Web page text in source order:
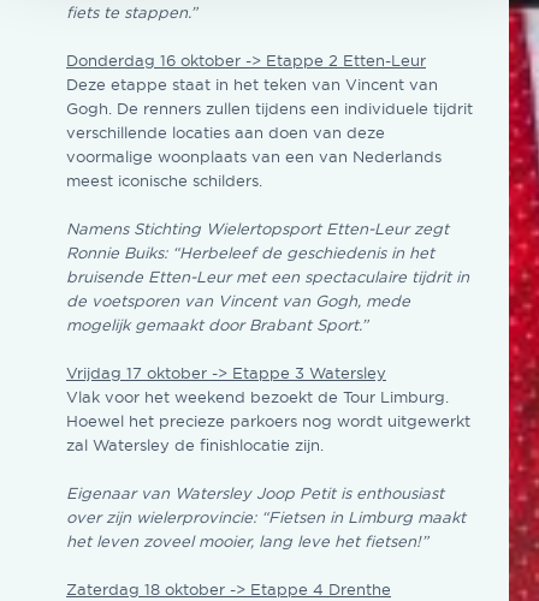
fiets te stappen.”
Donderdag 16 oktober -> Etappe 2 Etten-Leur
Deze etappe staat in het teken van Vincent van
Gogh. De renners zullen tijdens een individuele tijdrit
verschillende locaties aan doen van deze
voormalige woonplaats van een van Nederlands
meest iconische schilders.
Namens Stichting Wielertopsport Etten-Leur zegt
Ronnie Buiks: “Herbeleef de geschiedenis in het
bruisende Etten-Leur met een spectaculaire tijdrit in
de voetsporen van Vincent van Gogh, mede
mogelijk gemaakt door Brabant Sport.”
Vrijdag 17 oktober -> Etappe 3 Watersley
Vlak voor het weekend bezoekt de Tour Limburg.
Hoewel het precieze parkoers nog wordt uitgewerkt
zal Watersley de finishlocatie zijn.
Eigenaar van Watersley Joop Petit is enthousiast
over zijn wielerprovincie: “Fietsen in Limburg maakt
het leven zoveel mooier, lang leve het fietsen!”
Zaterdag 18 oktober -> Etappe 4 Drenthe